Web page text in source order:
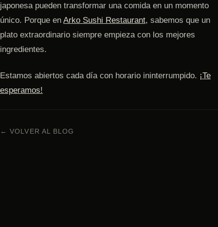
japonesa pueden transformar una comida en un momento
único. Porque en Arko Sushi Restaurant, sabemos que un
plato extraordinario siempre empieza con los mejores
ingredientes.
Estamos abiertos cada día con horario ininterrumpido. ¡Te
esperamos!
← VOLVER AL BLOG